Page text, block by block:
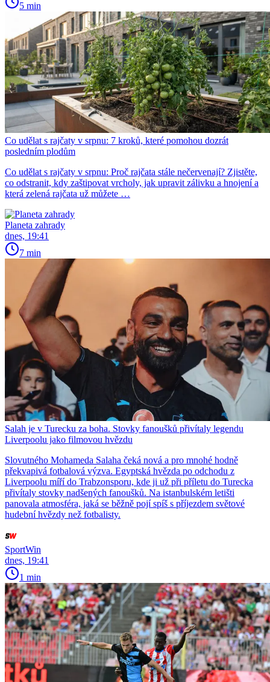
5 min
Co udělat s rajčaty v srpnu: 7 kroků, které pomohou dozrát
posledním plodům
Co udělat s rajčaty v srpnu: Proč rajčata stále nečervenají? Zjistěte,
co odstranit, kdy zaštipovat vrcholy, jak upravit zálivku a hnojení a
která zelená rajčata už můžete …
Planeta zahrady
dnes, 19:41
7 min
Salah je v Turecku za boha. Stovky fanoušků přivítaly legendu
Liverpoolu jako filmovou hvězdu
Slovutného Mohameda Salaha čeká nová a pro mnohé hodně
překvapivá fotbalová výzva. Egyptská hvězda po odchodu z
Liverpoolu míří do Trabzonsporu, kde ji už při příletu do Turecka
přivítaly stovky nadšených fanoušků. Na istanbulském letišti
panovala atmosféra, jaká se běžně pojí spíš s příjezdem světové
hudební hvězdy než fotbalisty.
SportWin
dnes, 19:41
1 min